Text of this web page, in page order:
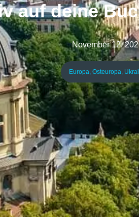
auf deine
November 12,
Europa, Osteuropa,